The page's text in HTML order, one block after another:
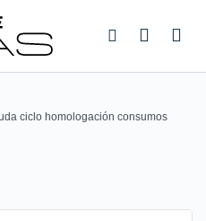
ciclo homologación consumos